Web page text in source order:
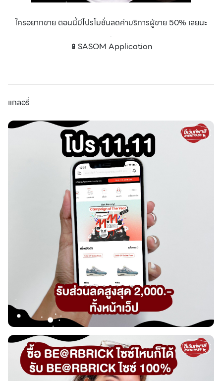
ใครอยากขาย ตอนนี้มีโปรโมชั่นลดค่าบริการผู้ขาย 50% เลยนะ
.
📱SASOM Application
แกลอรี่